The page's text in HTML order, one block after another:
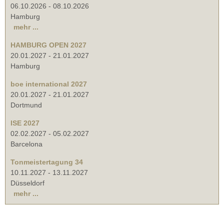
06.10.2026 - 08.10.2026
Hamburg
mehr ...
HAMBURG OPEN 2027
20.01.2027 - 21.01.2027
Hamburg
boe international 2027
20.01.2027 - 21.01.2027
Dortmund
ISE 2027
02.02.2027 - 05.02.2027
Barcelona
Tonmeistertagung 34
10.11.2027 - 13.11.2027
Düsseldorf
mehr ...